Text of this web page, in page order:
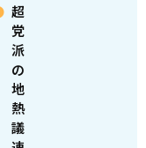
超
党
派
の
地
熱
議